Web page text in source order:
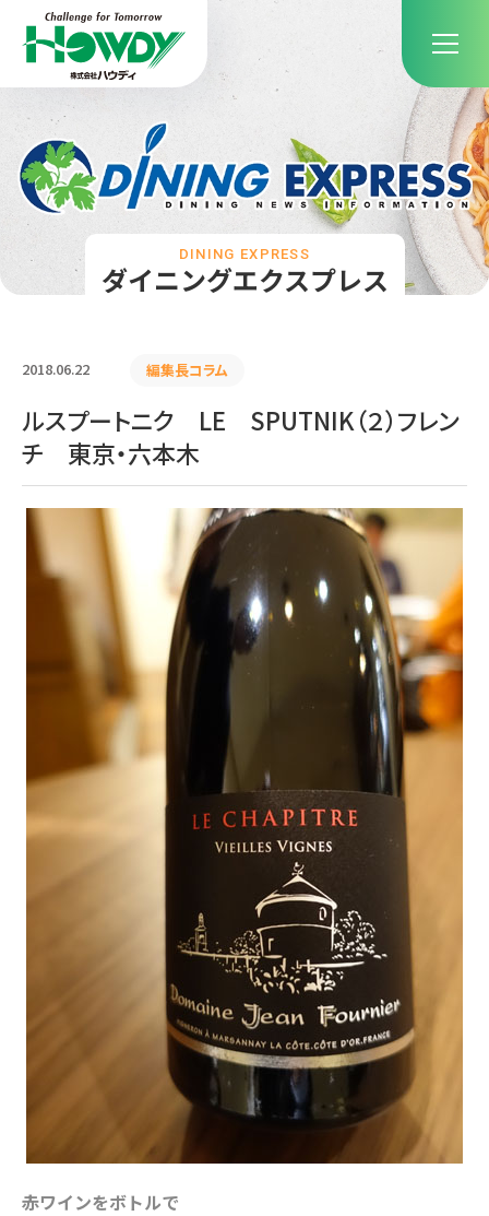
ダイニングエクスプレス
DINING EXPRESS
2018.06.22 編集長コラム
ルスプートニク LE SPUTNIK（２）フレン
チ 東京・六本木
赤ワインをボトルで